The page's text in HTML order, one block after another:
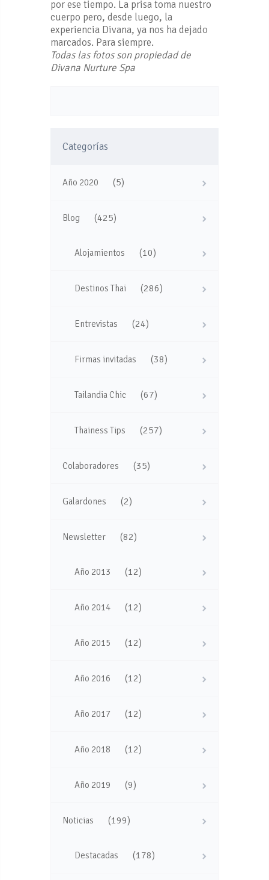
por ese tiempo. La prisa toma nuestro
cuerpo pero, desde luego, la
experiencia Divana, ya nos ha dejado
marcados. Para siempre.
Todas las fotos son propiedad de
Divana Nurture Spa
Categorías
Año 2020 (5)
Blog (425)
Alojamientos (10)
Destinos Thai (286)
Entrevistas (24)
Firmas invitadas (38)
Tailandia Chic (67)
Thainess Tips (257)
Colaboradores (35)
Galardones (2)
Newsletter (82)
Año 2013 (12)
Año 2014 (12)
Año 2015 (12)
Año 2016 (12)
Año 2017 (12)
Año 2018 (12)
Año 2019 (9)
Noticias (199)
Destacadas (178)